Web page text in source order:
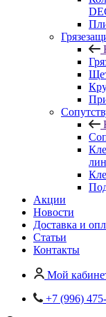
Акции
Новости
Доставка и
Статьи
Контакты
Мой
+7 (996)